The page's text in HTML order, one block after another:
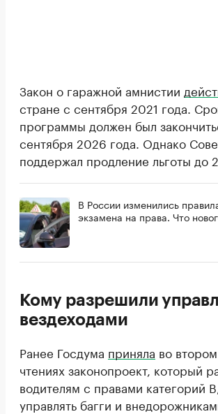
Закон о гаражной амнистии
стране с сентября 2021 года.
программы должен был
сентября 2026 года. Однако
поддержал продление льготы до
В России изменились
экзамена на права. Что
Кому разрешили
вездеходами
Ранее Госдума приняла во
чтениях законопроект, который
водителям с правами категорий
управлять багги и